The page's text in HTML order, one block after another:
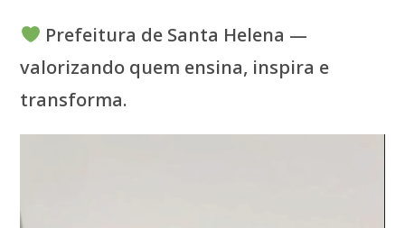
Prefeitura de Santa Helena —
valorizando quem ensina, inspira e
transforma.
vídeo